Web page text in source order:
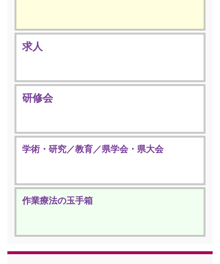
求人
研修会
学術・研究／教育／県学会・県大会
作業療法の玉手箱